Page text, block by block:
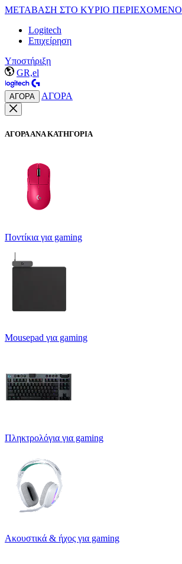
ΜΕΤΑΒΑΣΗ ΣΤΟ ΚΥΡΙΟ ΠΕΡΙΕΧΟΜΕΝΟ
Logitech
Επιχείρηση
Υποστήριξη
GR,el
ΑΓΟΡΑ ΑΓΟΡΑ
ΑΓΟΡΑ ΑΝΑ ΚΑΤΗΓΟΡΙΑ
Ποντίκια για gaming
Mousepad για gaming
Πληκτρολόγια για gaming
Ακουστικά & ήχος για gaming